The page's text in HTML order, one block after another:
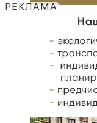
РЕКЛАМА